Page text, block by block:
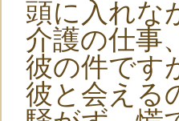
頭に入れな
介護の仕事
彼の件です
彼と会える